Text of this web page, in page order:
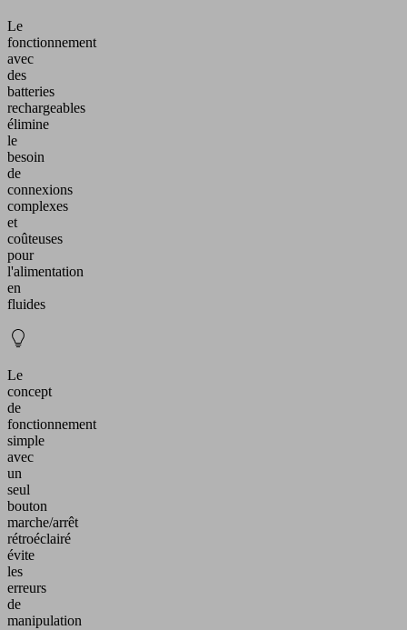
Le
fonctionnement
avec
des
batteries
rechargeables
élimine
le
besoin
de
connexions
complexes
et
coûteuses
pour
l'alimentation
en
fluides
Le
concept
de
fonctionnement
simple
avec
un
seul
bouton
marche/arrêt
rétroéclairé
évite
les
erreurs
de
manipulation